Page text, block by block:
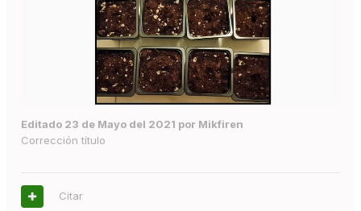
Editado 23 de Mayo del 2021 por Mikfiren
Corrección título
Citar